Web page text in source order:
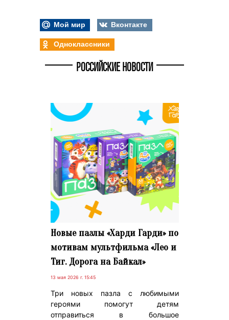
Мой мир
Вконтакте
Одноклассники
РОССИЙСКИЕ НОВОСТИ
Новые пазлы «Харди Гарди» по
мотивам мультфильма «Лео и
Тиг. Дорога на Байкал»
13 мая 2026 г. 15:45
Три новых пазла с любимыми
героями помогут детям
отправиться в большое